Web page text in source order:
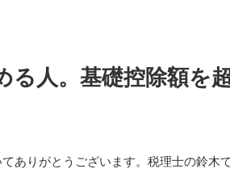
る人。基礎控除額を
ありがとうございます。税理士の鈴木